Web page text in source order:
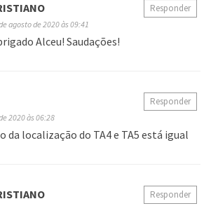
agosto de 2020 às 09:41
Alceu! Saudações!
Responder
2020 às 06:28
da localização do TA4 e TA5 está igual
Responder
Responder